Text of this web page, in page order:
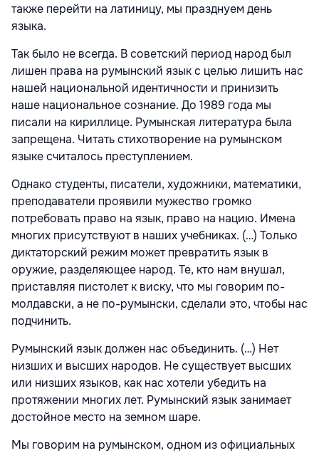
также перейти на латиницу, мы празднуем день
языка.
Так было не всегда. В советский период народ был
лишен права на румынский язык с целью лишить нас
нашей национальной идентичности и принизить
наше национальное сознание. До 1989 года мы
писали на кириллице. Румынская литература была
запрещена. Читать стихотворение на румынском
языке считалось преступлением.
Однако студенты, писатели, художники, математики,
преподаватели проявили мужество громко
потребовать право на язык, право на нацию. Имена
многих присутствуют в наших учебниках. (…) Только
диктаторский режим может превратить язык в
оружие, разделяющее народ. Те, кто нам внушал,
приставляя пистолет к виску, что мы говорим по-
молдавски, а не по-румынски, сделали это, чтобы нас
подчинить.
Румынский язык должен нас объединить. (…) Нет
низших и высших народов. Не существует высших
или низших языков, как нас хотели убедить на
протяжении многих лет. Румынский язык занимает
достойное место на земном шаре.
Мы говорим на румынском, одном из официальных